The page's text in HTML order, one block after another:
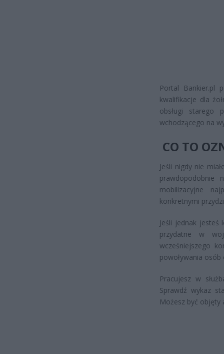
Portal Bankier.pl
kwalifikacje dla
obsługi starego
wchodzącego na
CO TO
Jeśli nigdy nie
prawdopodobnie
mobilizacyjne
konkretnymi
Jeśli jednak
przydatne w
wcześniejszego
powoływania
Pracujesz w
Sprawdź wykaz
Możesz być objęty